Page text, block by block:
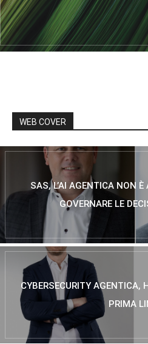
WEB COVER
SAS, L’AI AGENTICA NON
GOVERNARE LE
CYBERSECURITY AGENTICA,
PRIMA